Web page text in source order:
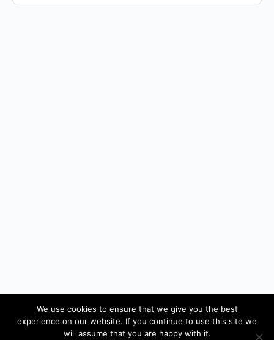
We use cookies to ensure that we give you the best
experience on our website. If you continue to use this site we
will assume that you are happy with it.